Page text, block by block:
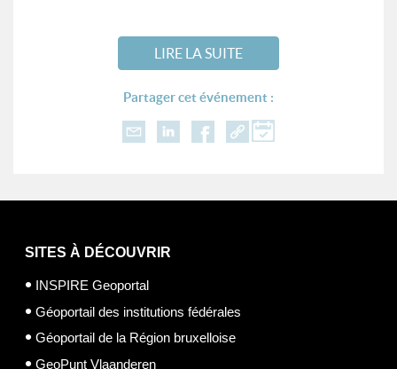
LIRE LA SUITE
Partager cet événement :
SITES À DÉCOUVRIR
INSPIRE Geoportal
Géoportail des institutions fédérales
Géoportail de la Région bruxelloise
GeoPunt Vlaanderen